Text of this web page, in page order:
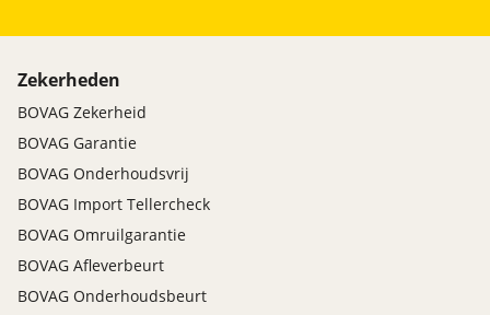
stuurbekrachtiging snelheidsafhankelijk
stuurwiel multifunctioneel
variabele stuuroverbrenging
Overig
anti overhel assistent
oplaadmogelijkheid
panoramadak
start/stop systeem
trekhaak
Zekerheden
BOVAG Zekerheid
BOVAG Garantie
BOVAG Onderhoudsvrij
BOVAG Import Tellercheck
BOVAG Omruilgarantie
BOVAG Afleverbeurt
BOVAG Onderhoudsbeurt